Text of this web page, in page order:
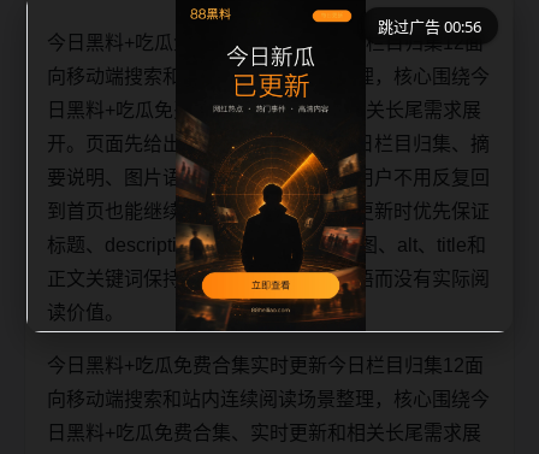
今日黑料+吃瓜免费合集实时更新今日栏目归集12面
向移动端搜索和站内连续阅读场景整理，核心围绕今
日黑料+吃瓜免费合集、实时更新和相关长尾需求展
开。页面先给出清晰主题，再补充今日栏目归集、摘
要说明、图片语义和可点击入口，让用户不用反复回
到首页也能继续浏览同类内容。每日更新时优先保证
标题、description、canonical、主题图、alt、title和
正文关键词保持一致，避免只替换词语而没有实际阅
读价值。
今日黑料+吃瓜免费合集实时更新今日栏目归集12面
向移动端搜索和站内连续阅读场景整理，核心围绕今
日黑料+吃瓜免费合集、实时更新和相关长尾需求展
跳过广告 00:56